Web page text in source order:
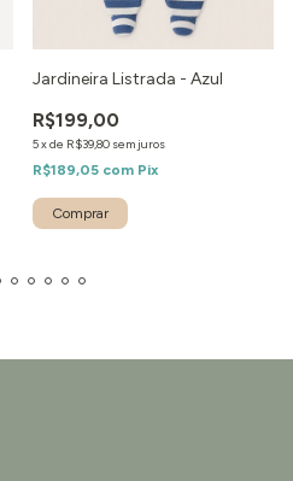
Jardineira Listrada - Azul
R$199,00
5xde R$39,80 sem juros
R$189,05 com Pix
Comprar